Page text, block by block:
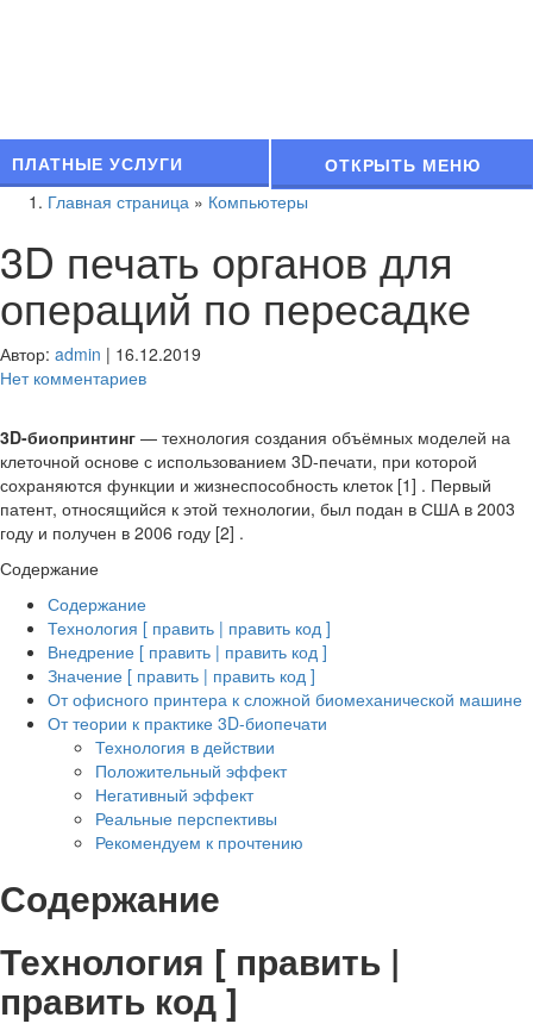
ОТКРЫТЬ МЕНЮ
ПЛАТНЫЕ УСЛУГИ
Главная страница » Компьютеры
3D печать органов для
операций по пересадке
Автор: admin | 16.12.2019
Нет комментариев
3D-биопринтинг — технология создания объёмных моделей на
клеточной основе с использованием 3D-печати, при которой
сохраняются функции и жизнеспособность клеток [1] . Первый
патент, относящийся к этой технологии, был подан в США в 2003
году и получен в 2006 году [2] .
Содержание
Содержание
Технология [ править | править код ]
Внедрение [ править | править код ]
Значение [ править | править код ]
От офисного принтера к сложной биомеханической машине
От теории к практике 3D-биопечати
Технология в действии
Положительный эффект
Негативный эффект
Реальные перспективы
Рекомендуем к прочтению
Содержание
Технология [ править |
править код ]